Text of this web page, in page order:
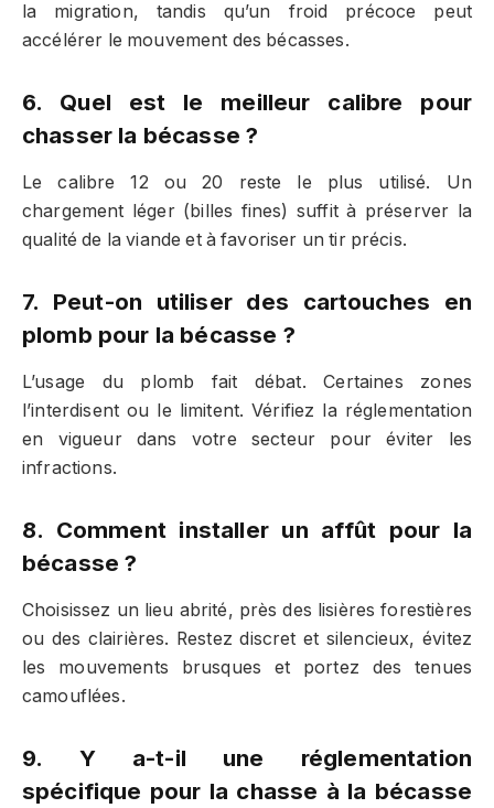
la migration, tandis qu’un froid précoce peut
accélérer le mouvement des bécasses.
6. Quel est le meilleur calibre pour
chasser la bécasse ?
Le calibre 12 ou 20 reste le plus utilisé. Un
chargement léger (billes fines) suffit à préserver la
qualité de la viande et à favoriser un tir précis.
7. Peut-on utiliser des cartouches en
plomb pour la bécasse ?
L’usage du plomb fait débat. Certaines zones
l’interdisent ou le limitent. Vérifiez la réglementation
en vigueur dans votre secteur pour éviter les
infractions.
8. Comment installer un affût pour la
bécasse ?
Choisissez un lieu abrité, près des lisières forestières
ou des clairières. Restez discret et silencieux, évitez
les mouvements brusques et portez des tenues
camouflées.
9. Y a-t-il une réglementation
spécifique pour la chasse à la bécasse